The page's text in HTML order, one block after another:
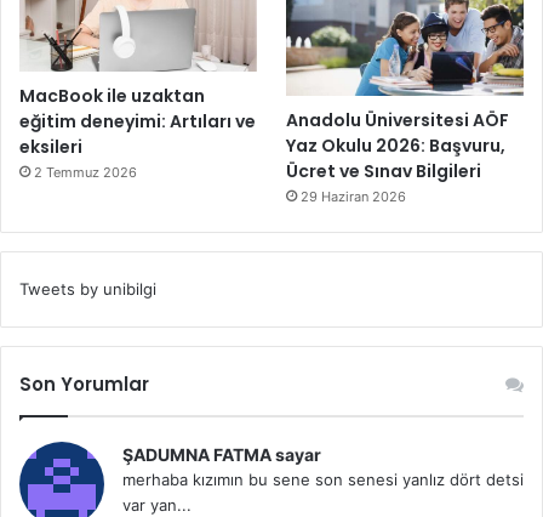
MacBook ile uzaktan
eğitim deneyimi: Artıları ve
eksileri
2 Temmuz 2026
Anadolu Üniversitesi AÖF
Yaz Okulu 2026: Başvuru,
Ücret ve Sınav Bilgileri
29 Haziran 2026
Tweets by unibilgi
Son Yorumlar
ŞADUMNA FATMA sayar
merhaba kızımın bu sene son senesi yanlız dört detsi
var yan...